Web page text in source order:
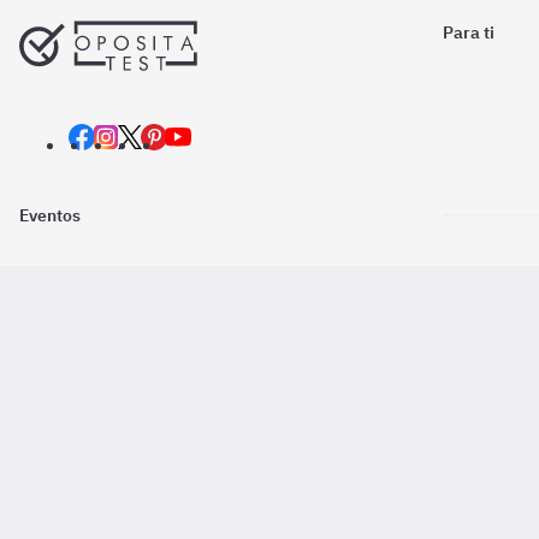
Para ti
Eventos